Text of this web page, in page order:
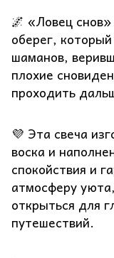
🌌 «Ловец
оберег,
шаманов,
плохие
проходить
💜 Эта свеча
воска и
спокойствия и
атмосферу
открыться для
путешествий.